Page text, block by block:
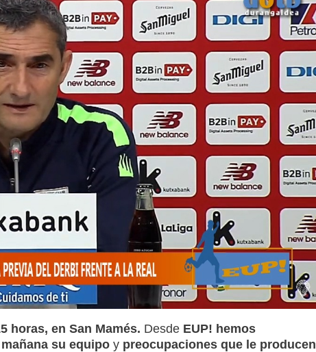
horas, en San Mamés. Desde EUP! hemos
su equipoy preocupaciones que le producen